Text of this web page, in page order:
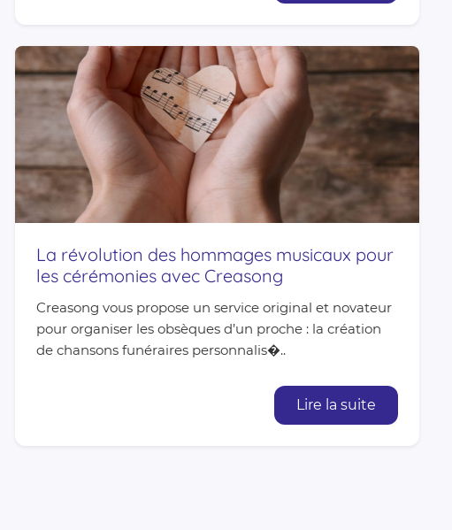
La révolution des hommages musicaux pour
les cérémonies avec Creasong
Creasong vous propose un service original et novateur
pour organiser les obsèques d’un proche : la création
de chansons funéraires personnalis�..
Lire la suite